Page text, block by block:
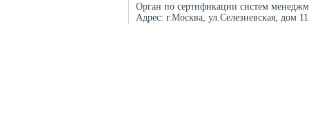
Орган по сертификации систем
Адрес: г.Москва, ул.Селезневская, дом